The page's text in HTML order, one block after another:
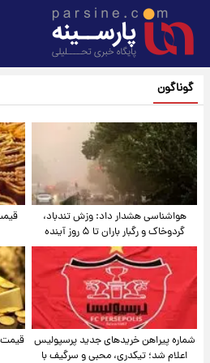
گوناگون
هواشناسی هشدار داد: وزش تندباد،
گردوخاک و رگبار باران تا ۵ روز آینده
شماره پیراهن خریدهای جدید پرسپولیس
اعلام شد؛ تیکدری، محبی و سرگیف با